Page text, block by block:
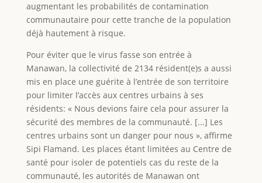
augmentant les probabilités de contamination
communautaire pour cette tranche de la population
déjà hautement à risque.
Pour éviter que le virus fasse son entrée à
Manawan, la collectivité de 2134 résident(e)s a aussi
mis en place une guérite à l’entrée de son territoire
pour limiter l’accès aux centres urbains à ses
résidents: « Nous devions faire cela pour assurer la
sécurité des membres de la communauté. [...] Les
centres urbains sont un danger pour nous », affirme
Sipi Flamand. Les places étant limitées au Centre de
santé pour isoler de potentiels cas du reste de la
communauté, les autorités de Manawan ont